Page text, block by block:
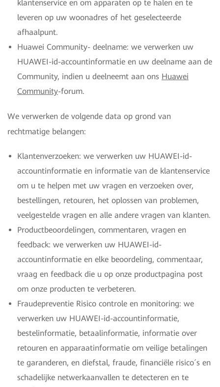
klantenservice en om apparaten op te halen en te
leveren op uw woonadres of het geselecteerde
afhaalpunt.
Huawei Community- deelname: we verwerken uw
HUAWEI-id-accountinformatie en uw deelname aan de
Community, indien u deelneemt aan ons Huawei
Community-forum.
We verwerken de volgende data op grond van
rechtmatige belangen:
Klantenverzoeken: we verwerken uw HUAWEI-id-
accountinformatie en informatie van de klantenservice
om u te helpen met uw vragen en verzoeken over,
bestellingen, retouren, het oplossen van problemen,
veelgestelde vragen en alle andere vragen van klanten.
Productbeoordelingen, commentaren, vragen en
feedback: we verwerken uw HUAWEI-id-
accountinformatie en elke beoordeling, commentaar,
vraag en feedback die u op onze productpagina post
om onze producten te verbeteren.
Fraudepreventie Risico controle en monitoring: we
verwerken uw HUAWEI-id-accountinformatie,
bestelinformatie, betaalinformatie, informatie over
retouren en apparaatinformatie om veilige betalingen
te garanderen, en diefstal, fraude, financiële risico´s en
schadelijke netwerkaanvallen te detecteren en te